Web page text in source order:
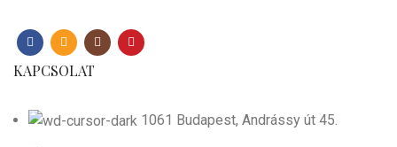
KAPCSOLAT
1061 Budapest, Andrássy út 45.